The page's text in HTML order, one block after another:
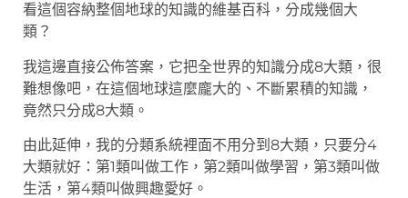
看這個容納整個地球的知識的維基百科，分成幾個大
類？
我這邊直接公佈答案，它把全世界的知識分成8大類，很
難想像吧，在這個地球這麼龐大的、不斷累積的知識，
竟然只分成8大類。
由此延伸，我的分類系統裡面不用分到8大類，只要分4
大類就好：第1類叫做工作，第2類叫做學習，第3類叫做
生活，第4類叫做興趣愛好。